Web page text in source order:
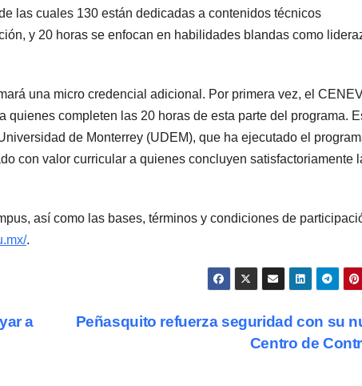
las cuales 130 están dedicadas a contenidos técnicos
y 20 horas se enfocan en habilidades blandas como
una micro credencial adicional. Por primera vez, el
completen las 20 horas de esta parte del programa.
de Monterrey (UDEM), que ha ejecutado el
con valor curricular a quienes concluyen satisfactoriamente
así como las bases, términos y condiciones de
.
Peñasquito refuerza seguridad con su
Centro de
a